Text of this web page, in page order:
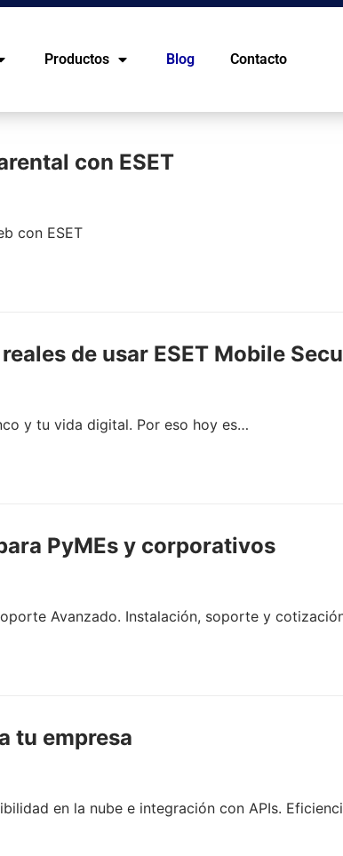
Productos Blog Contacto
con ESET
con ESET
de usar ESET Mobile
y tu vida digital. Por eso hoy es…
PyMEs y corporativos
Avanzado. Instalación, soporte y
tu empresa
en la nube e integración con APIs.